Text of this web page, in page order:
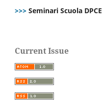
>>> Seminari Scuola DPCE
Current Issue